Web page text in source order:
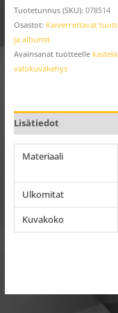
Tuotetunnus (SKU): 078514
Osastot: Kaiverrettavat
ja albumit
Avainsanat tuotteelle
valokuvakehys
Lisätiedot
Materiaali
Ulkomitat
Kuvakoko